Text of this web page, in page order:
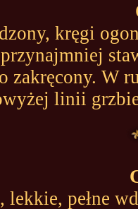
kręgi
zakręcony. W
linii
lekkie, pełne